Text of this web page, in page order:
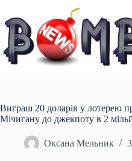
вмісту
Виграш 20 доларів у лотерею
Мічигану до джекпоту в 2
Оксана Мельник